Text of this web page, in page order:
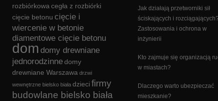
rozbiórkowa cegła z rozbiórki
cięcie betonu cięcie i
wiercenie w betonie
diamentowe cięcie betonu
dom domy drewniane
jednorodzinnedomy
drewniane Warszawa drzwi
wewnętrzne bielsko biała dzieci firmy
budowlane bielsko biała
Jak działają przetworniki sił
ściskających i
Zastosowania i ochrona w
inżynierii
Kto zajmuje się organizacją
w miastach?
Dlaczego warto ubezpieczać
mieszkanie?